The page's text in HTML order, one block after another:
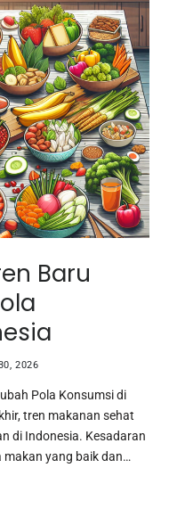
Baru
2026
Pola Konsumsi di
tren makanan sehat
di Indonesia. Kesadaran
yang baik dan…